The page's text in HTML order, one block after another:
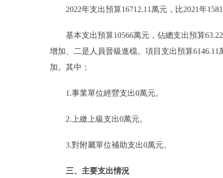
2022年支出預算16712.11萬元，比2021年
基本支出預算10566萬元，佔總支出預算
增加、二是人員晉級進檔。項目支出預算
加。其中：
1.事業單位經營支出0萬元。
2.上繳上級支出0萬元。
3.對附屬單位補助支出0萬元。
三、主要支出情況